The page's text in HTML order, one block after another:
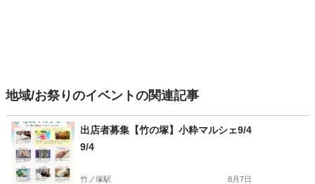
地域/お祭りのイベントの関連記事
出店者募集【竹の塚】小粋マルシェ9/4
9/4
竹ノ塚駅 8月7日